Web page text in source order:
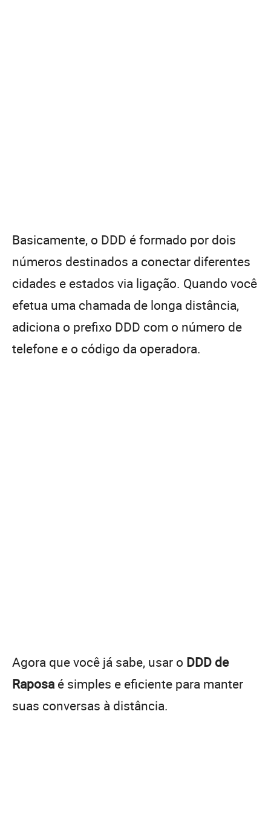
Basicamente, o DDD é formado por dois
números destinados a conectar diferentes
cidades e estados via ligação. Quando você
efetua uma chamada de longa distância,
adiciona o prefixo DDD com o número de
telefone e o código da operadora.
Agora que você já sabe, usar o DDD de
Raposa é simples e eficiente para manter
suas conversas à distância.